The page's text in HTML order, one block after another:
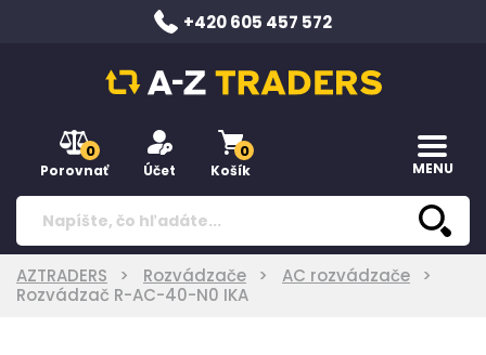
+420 605 457 572
0
Porovnať Účet
0
Košík MENU
AZTRADERS Rozvádzače
AC rozvádzače
Rozvádzač R-AC-40-N0 IKA